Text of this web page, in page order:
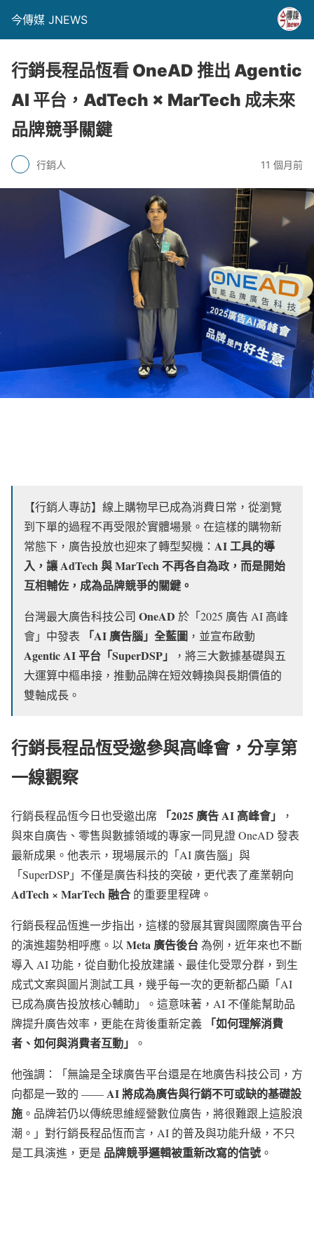
今傳媒 JNEWS
行銷長程品恆看 OneAD 推出 Agentic
AI 平台，AdTech × MarTech 成未來
品牌競爭關鍵
行銷人 11 個月前
【行銷人專訪】線上購物早已成為消費日常，從瀏覽
到下單的過程不再受限於實體場景。在這樣的購物新
常態下，廣告投放也迎來了轉型契機： AI 工具的導
入，讓 AdTech 與 MarTech 不再各自為政，而是開始
互相輔佐，成為品牌競爭的關鍵。
台灣最大廣告科技公司 OneAD 於「2025 廣告 AI 高峰
會」中發表
「AI 廣告腦」全藍圖 ，並宣布啟動
Agentic AI 平台「SuperDSP」
，將三大數據基礎與五
大運算中樞串接，推動品牌在短效轉換與長期價值的
雙軸成長。
行銷長程品恆受邀參與高峰會，分享第
一線觀察
行銷長程品恆今日也受邀出席 「2025 廣告 AI 高峰會」
，
與來自廣告、零售與數據領域的專家一同見證 OneAD 發表
最新成果。他表示，現場展示的「AI 廣告腦」與
「SuperDSP」不僅是廣告科技的突破，更代表了產業朝向
AdTech × MarTech 融合 的重要里程碑。
行銷長程品恆進一步指出，這樣的發展其實與國際廣告平台
的演進趨勢相呼應。以 Meta 廣告後台為例，近年來也不斷
導入 AI 功能，從自動化投放建議、最佳化受眾分群，到生
成式文案與圖片測試工具，幾乎每一次的更新都凸顯「AI
已成為廣告投放核心輔助」。這意味著，AI 不僅能幫助品
牌提升廣告效率，更能在背後重新定義
「如何理解消費
者、如何與消費者互動」
。
他強調：「無論是全球廣告平台還是在地廣告科技公司，方
向都是一致的 ——AI 將成為廣告與行銷不可或缺的基礎設
施 。品牌若仍以傳統思維經營數位廣告，將很難跟上這股浪
潮。」對行銷長程品恆而言，AI 的普及與功能升級，不只
是工具演進，更是 品牌競爭邏輯被重新改寫的信號 。